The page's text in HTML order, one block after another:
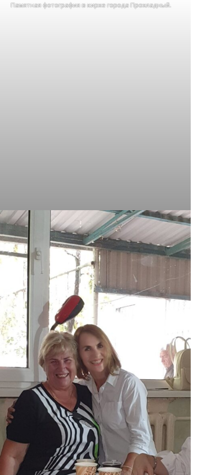
Памятная фотография в кирхе города Прохладный.